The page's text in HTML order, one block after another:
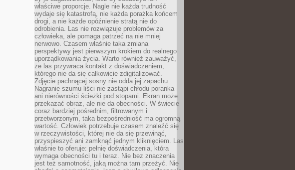
właściwe proporcje. Nagle nie każda trudność
wydaje się katastrofą, nie każda porażka końcem
drogi, a nie każde opóźnienie stratą nie do
odrobienia. Las nie rozwiązuje problemów za
człowieka, ale pomaga patrzeć na nie mniej
nerwowo. Czasem właśnie taka zmiana
perspektywy jest pierwszym krokiem do realnego
uporządkowania życia. Warto również zauważyć,
że las przywraca kontakt z doświadczeniem,
którego nie da się całkowicie zdigitalizować.
Zdjęcie pachnącej sosny nie odda jej zapachu.
Nagranie szumu liści nie zastąpi chłodu poranka
ani nierówności ścieżki pod stopami. Ekran może
przekazać obraz, ale nie da obecności. W świecie
coraz bardziej pośrednim, filtrowanym i
przetworzonym, taka bezpośredniość ma ogromną
wartość. Człowiek potrzebuje czasem znaleźć się
w rzeczywistości, której nie da się przewinąć,
przyspieszyć ani zamknąć jednym kliknięciem. Las
właśnie to oferuje: pełnię doświadczenia, która
wymaga obecności tu i teraz. Nie bez znaczenia
jest też samotność, jaką można tam przeżyć. Nie